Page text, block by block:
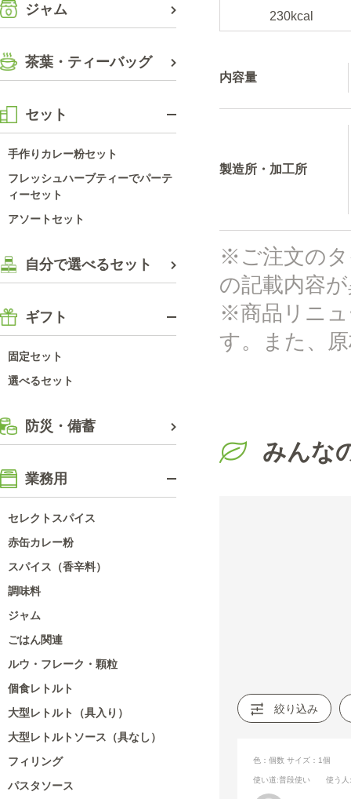
ジャム
茶葉・ティーバッグ
セット
手作りカレー粉セット
フレッシュハーブティーでパーテ
ィーセット
アソートセット
自分で選べるセット
ギフト
固定セット
選べるセット
防災・備蓄
業務用
セレクトスパイス
赤缶カレー粉
スパイス（香辛料）
調味料
ジャム
ごはん関連
ルウ・フレーク・顆粒
個食レトルト
大型レトルト（具入り）
大型レトルトソース（具なし）
フィリング
パスタソース
230kcal
内容量
製造所・加工所
※ご注文の
の記載内容
※商品リニュ
す。また、
みんな
絞り込み
色：個数 サイズ：1個
使い道:普段使い 使う人